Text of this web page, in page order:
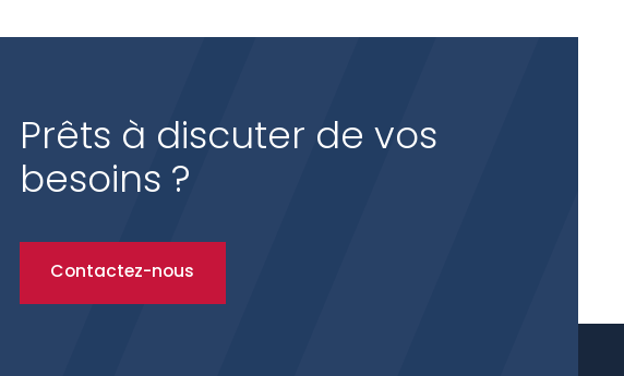
Prêts à discuter de vos
besoins ?
Contactez-nous